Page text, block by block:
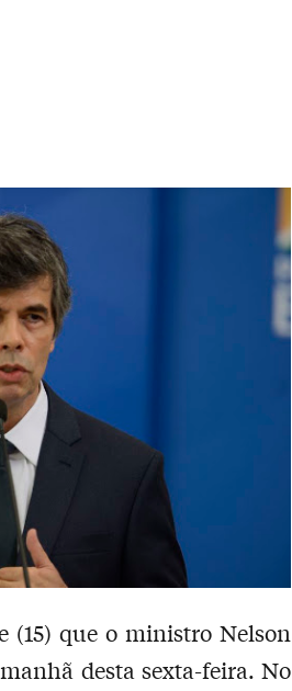
(15) que o ministro Nelson
desta sexta-feira. No